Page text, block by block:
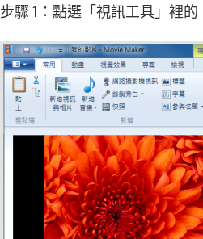
步驟 1：點選「視訊工具」裡